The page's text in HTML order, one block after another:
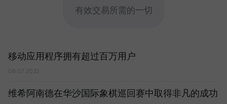
有效交易所需的一切
移动应用程序拥有超过百万用户
08.07.2022
维希阿南德在华沙国际象棋巡回赛中取得非凡的成功